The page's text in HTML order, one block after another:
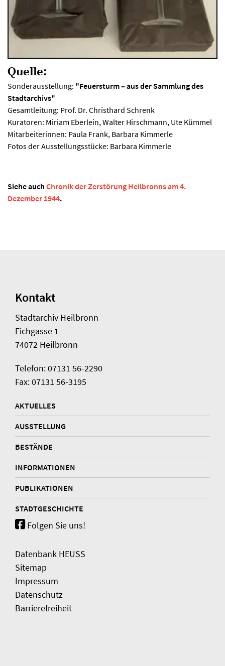
Quelle:
Sonderausstellung: "Feuersturm – aus der Sammlung des
Stadtarchivs"
Gesamtleitung: Prof. Dr. Christhard Schrenk
Kuratoren: Miriam Eberlein, Walter Hirschmann, Ute Kümmel
Mitarbeiterinnen: Paula Frank, Barbara Kimmerle
Fotos der Ausstellungsstücke: Barbara Kimmerle
Siehe auch Chronik der Zerstörung Heilbronns am 4.
Dezember 1944.
Kontakt
Stadtarchiv Heilbronn
Eichgasse 1
74072 Heilbronn
Telefon: 07131 56-2290
Fax: 07131 56-3195
AKTUELLES
AUSSTELLUNG
BESTÄNDE
INFORMATIONEN
PUBLIKATIONEN
STADTGESCHICHTE
Folgen Sie uns!
Datenbank HEUSS
Sitemap
Impressum
Datenschutz
Barrierefreiheit